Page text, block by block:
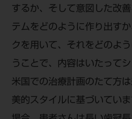
するか、そして意図した改
テムをどのように作り出す
クを用いて、それをどのよ
うことで、内容はいたってシ
米国での治療計画のたて方
美的スタイルに基づいてい